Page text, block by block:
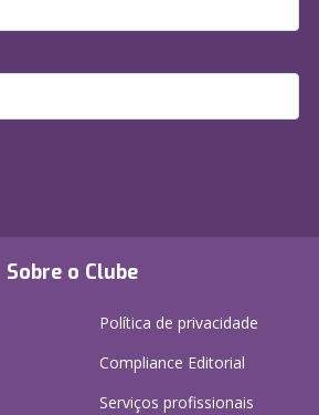
Sobre o Clube
Política de privacidade
Compliance Editorial
Serviços profissionais